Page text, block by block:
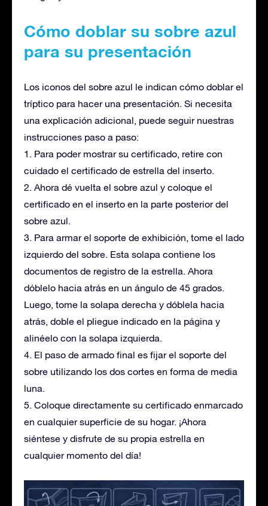
Cómo doblar su sobre azul
para su presentación
Los iconos del sobre azul le indican cómo doblar el
tríptico para hacer una presentación. Si necesita
una explicación adicional, puede seguir nuestras
instrucciones paso a paso:
1. Para poder mostrar su certificado, retire con
cuidado el certificado de estrella del inserto.
2. Ahora dé vuelta el sobre azul y coloque el
certificado en el inserto en la parte posterior del
sobre azul.
3. Para armar el soporte de exhibición, tome el lado
izquierdo del sobre. Esta solapa contiene los
documentos de registro de la estrella. Ahora
dóblelo hacia atrás en un ángulo de 45 grados.
Luego, tome la solapa derecha y dóblela hacia
atrás, doble el pliegue indicado en la página y
alinéelo con la solapa izquierda.
4. El paso de armado final es fijar el soporte del
sobre utilizando los dos cortes en forma de media
luna.
5. Coloque directamente su certificado enmarcado
en cualquier superficie de su hogar. ¡Ahora
siéntese y disfrute de su propia estrella en
cualquier momento del día!